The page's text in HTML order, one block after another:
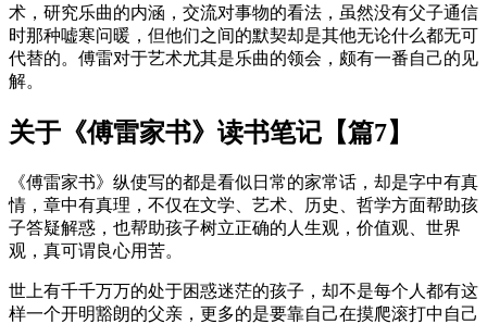
术，研究乐曲的内涵，交流对事物的看法，虽然没有父子通信
时那种嘘寒问暖，但他们之间的默契却是其他无论什么都无可
代替的。傅雷对于艺术尤其是乐曲的领会，颇有一番自己的见
解。
关于《傅雷家书》读书笔记【篇7】
《傅雷家书》纵使写的都是看似日常的家常话，却是字中有真
情，章中有真理，不仅在文学、艺术、历史、哲学方面帮助孩
子答疑解惑，也帮助孩子树立正确的人生观，价值观、世界
观，真可谓良心用苦。
世上有千千万万的处于困惑迷茫的孩子，却不是每个人都有这
样一个开明豁朗的父亲，更多的是要靠自己在摸爬滚打中自己